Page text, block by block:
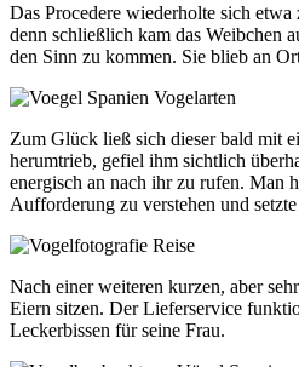
Das Procedere wiederholte sich
denn schließlich kam das Weibchen
den Sinn zu kommen. Sie blieb an
Zum Glück ließ sich dieser bald mit
herumtrieb, gefiel ihm sichtlich
energisch an nach ihr zu rufen. Man
Aufforderung zu verstehen und
Nach einer weiteren kurzen, aber
Eiern sitzen. Der Lieferservice
Leckerbissen für seine Frau.